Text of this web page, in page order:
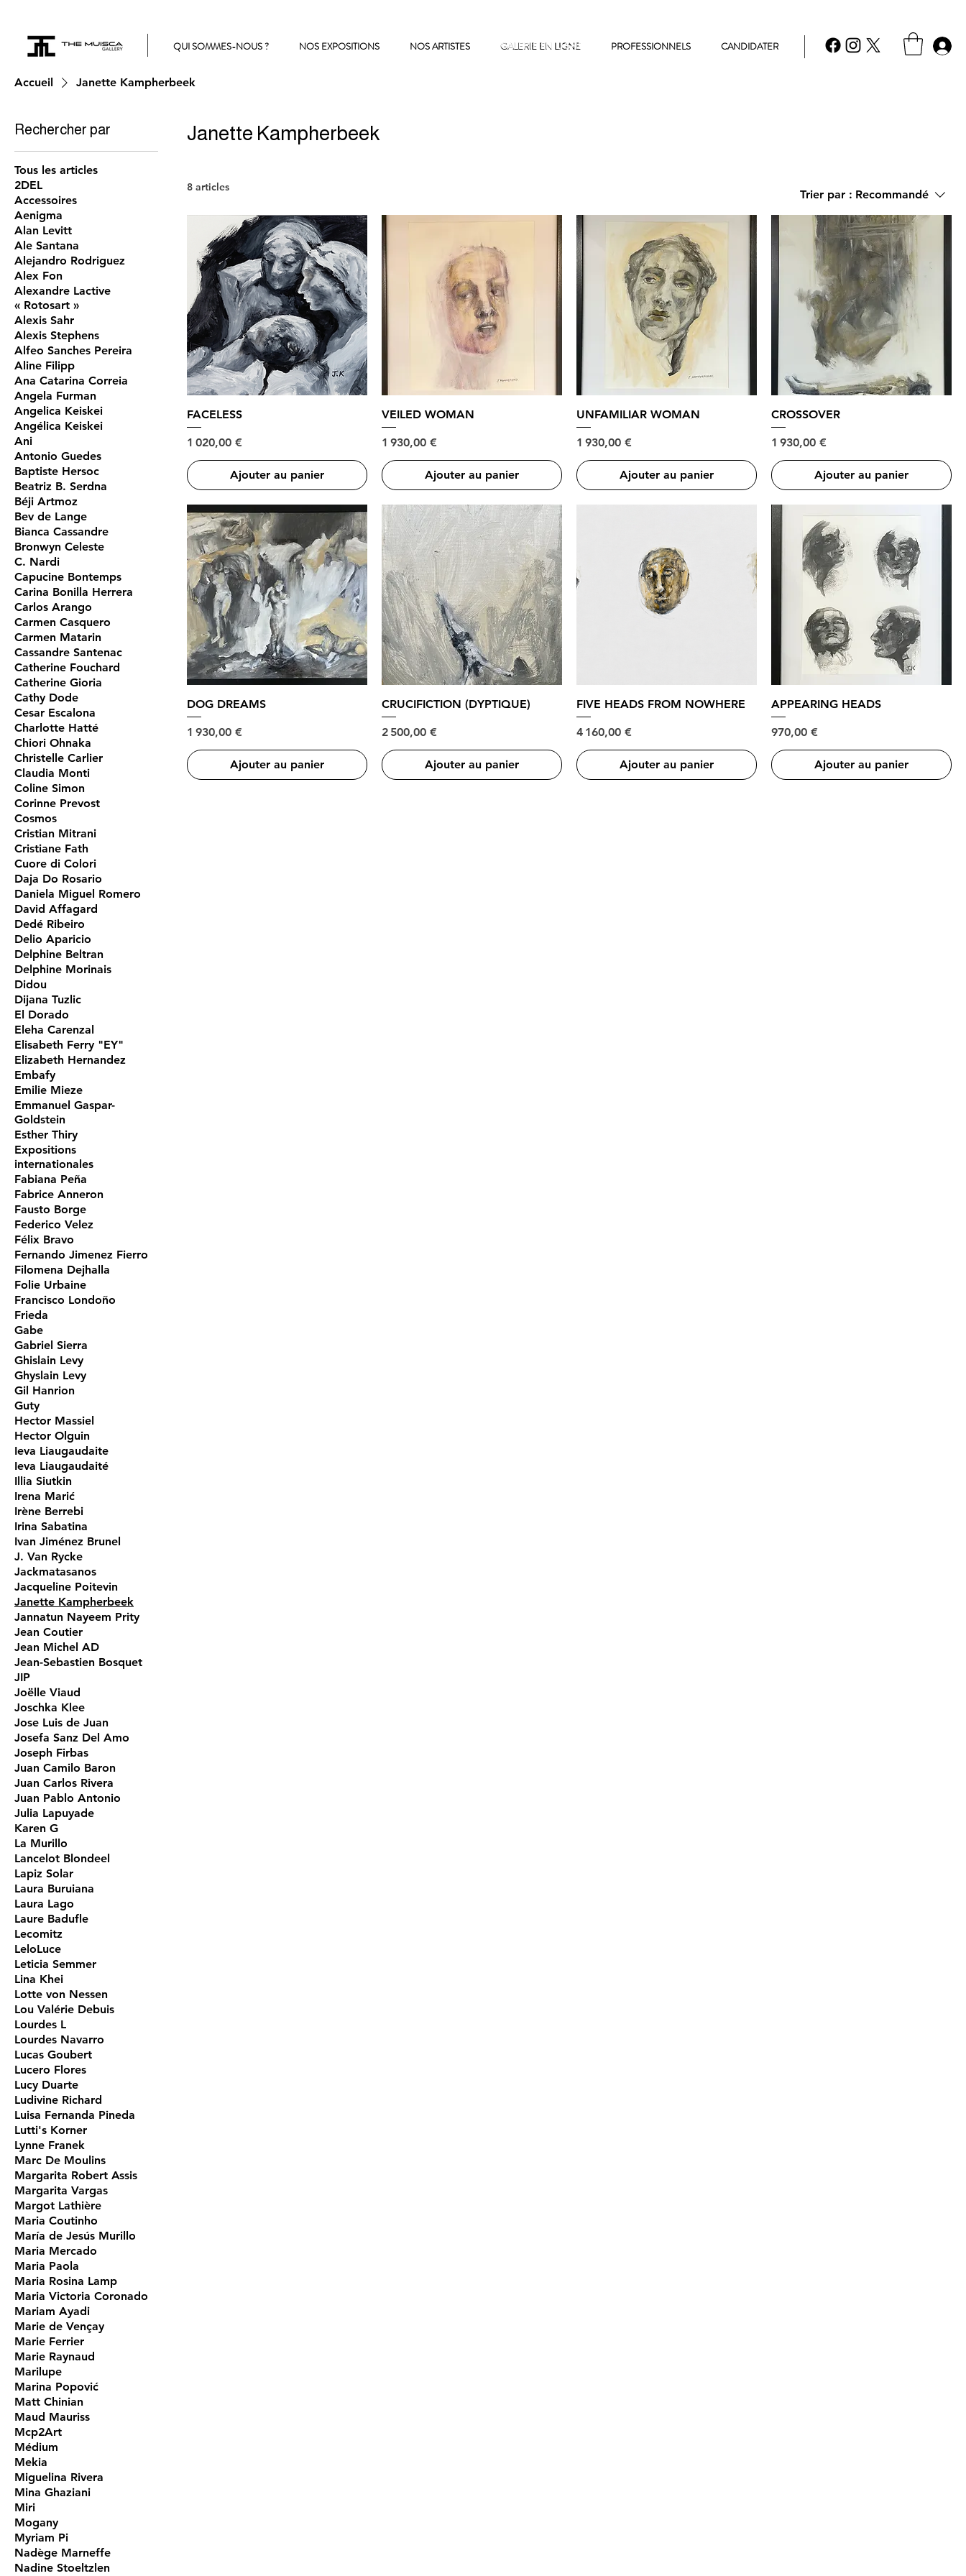
QUI SOMMES-NOUS ? NOS EXPOSITIONS NOS ARTISTES GALERIE EN LIGNE PROFESSIONNELS CANDIDATER
GALERIE EN LIGNE
Accueil Janette Kampherbeek
Rechercher par
Tous les articles
2DEL
Accessoires
Aenigma
Alan Levitt
Ale Santana
Alejandro Rodriguez
Alex Fon
Alexandre Lactive
« Rotosart »
Alexis Sahr
Alexis Stephens
Alfeo Sanches Pereira
Aline Filipp
Ana Catarina Correia
Angela Furman
Angelica Keiskei
Angélica Keiskei
Ani
Antonio Guedes
Baptiste Hersoc
Beatriz B. Serdna
Béji Artmoz
Bev de Lange
Bianca Cassandre
Bronwyn Celeste
C. Nardi
Capucine Bontemps
Carina Bonilla Herrera
Carlos Arango
Carmen Casquero
Carmen Matarin
Cassandre Santenac
Catherine Fouchard
Catherine Gioria
Cathy Dode
Cesar Escalona
Charlotte Hatté
Chiori Ohnaka
Christelle Carlier
Claudia Monti
Coline Simon
Corinne Prevost
Cosmos
Cristian Mitrani
Cristiane Fath
Cuore di Colori
Daja Do Rosario
Daniela Miguel Romero
David Affagard
Dedé Ribeiro
Delio Aparicio
Delphine Beltran
Delphine Morinais
Didou
Dijana Tuzlic
El Dorado
Eleha Carenzal
Elisabeth Ferry "EY"
Elizabeth Hernandez
Embafy
Emilie Mieze
Emmanuel Gaspar-
Goldstein
Esther Thiry
Expositions
internationales
Fabiana Peña
Fabrice Anneron
Fausto Borge
Federico Velez
Félix Bravo
Fernando Jimenez Fierro
Filomena Dejhalla
Folie Urbaine
Francisco Londoño
Frieda
Gabe
Gabriel Sierra
Ghislain Levy
Ghyslain Levy
Gil Hanrion
Guty
Hector Massiel
Hector Olguin
Ieva Liaugaudaite
Ieva Liaugaudaité
Illia Siutkin
Irena Marić
Irène Berrebi
Irina Sabatina
Ivan Jiménez Brunel
J. Van Rycke
Jackmatasanos
Jacqueline Poitevin
Janette Kampherbeek
Jannatun Nayeem Prity
Jean Coutier
Jean Michel AD
Jean-Sebastien Bosquet
JIP
Joëlle Viaud
Joschka Klee
Jose Luis de Juan
Josefa Sanz Del Amo
Joseph Firbas
Juan Camilo Baron
Juan Carlos Rivera
Juan Pablo Antonio
Julia Lapuyade
Karen G
La Murillo
Lancelot Blondeel
Lapiz Solar
Laura Buruiana
Laura Lago
Laure Badufle
Lecomitz
LeloLuce
Leticia Semmer
Lina Khei
Lotte von Nessen
Lou Valérie Debuis
Lourdes L
Lourdes Navarro
Lucas Goubert
Lucero Flores
Lucy Duarte
Ludivine Richard
Luisa Fernanda Pineda
Lutti's Korner
Lynne Franek
Marc De Moulins
Margarita Robert Assis
Margarita Vargas
Margot Lathière
Maria Coutinho
María de Jesús Murillo
Maria Mercado
Maria Paola
Maria Rosina Lamp
Maria Victoria Coronado
Mariam Ayadi
Marie de Vençay
Marie Ferrier
Marie Raynaud
Marilupe
Marina Popović
Matt Chinian
Maud Mauriss
Mcp2Art
Médium
Mekia
Miguelina Rivera
Mina Ghaziani
Miri
Mogany
Myriam Pi
Nadège Marneffe
Nadine Stoeltzlen
Janette Kampherbeek
8 articles
Trier par : Recommandé
FACELESS
Prix
1 020,00 €
Ajouter au panier
VEILED WOMAN
Prix
1 930,00 €
Ajouter au panier
UNFAMILIAR WOMAN
Prix
1 930,00 €
Ajouter au panier
CROSSOVER
Prix
1 930,00 €
Ajouter au panier
DOG DREAMS
Prix
1 930,00 €
Ajouter au panier
CRUCIFICTION (DYPTIQUE)
Prix
2 500,00 €
Ajouter au panier
FIVE HEADS FROM NOWHERE
Prix
4 160,00 €
Ajouter au panier
APPEARING HEADS
Prix
970,00 €
Ajouter au panier